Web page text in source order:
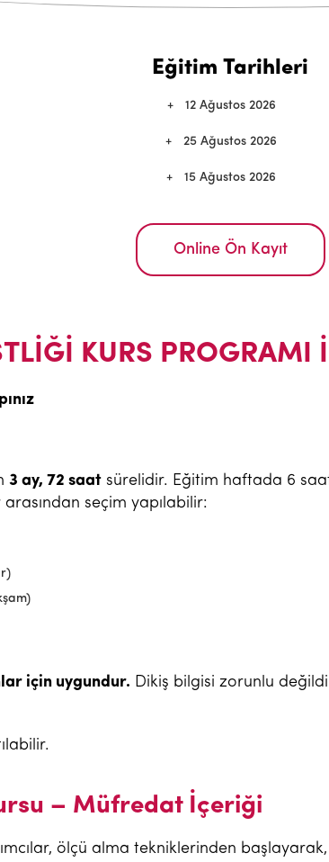
Eğitim Tarihleri
12 Ağustos 2026
25 Ağustos 2026
15 Ağustos 2026
Online Ön Kayıt
KURS PROGRAMI
3 ay, 72 saat sürelidir. Eğitim haftada 6
arasından seçim yapılabilir:
için uygundur. Dikiş bilgisi zorunlu
– Müfredat İçeriği
ölçü alma tekniklerinden başlayarak,